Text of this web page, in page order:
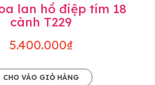
lan hồ điệp tím 18
cành T229
5.400.000₫
CHO VÀO GIỎ HÀNG